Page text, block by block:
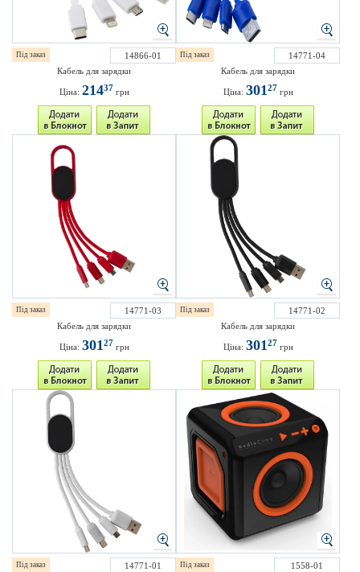
Під заказ
14866-01
Кабель для зарядки
Ціна: 21437 грн
Під заказ
14771-04
Кабель для зарядки
Ціна: 30127 грн
Під заказ
14771-03
Кабель для зарядки
Ціна: 30127 грн
Під заказ
14771-02
Кабель для зарядки
Ціна: 30127 грн
Під заказ
14771-01
Під заказ
1558-01